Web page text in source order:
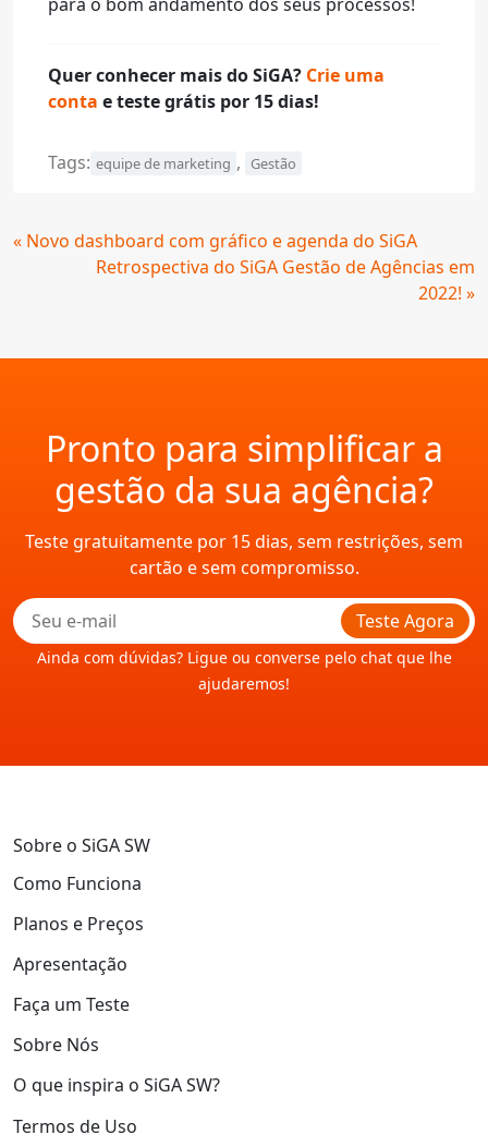
Quer conhecer mais do SiGA? Crie uma
conta e teste grátis por 15 dias!
Tags: equipe de marketing , Gestão
Continue
« Novo dashboard com gráfico e agenda do SiGA
Retrospectiva do SiGA Gestão de Agências em
2022! »
Pronto para simplificar a
gestão da sua agência?
Teste gratuitamente por 15 dias, sem restrições, sem
cartão e sem compromisso.
Teste Agora
Ainda com dúvidas? Ligue ou converse pelo chat que lhe
ajudaremos!
Sobre o SiGA SW
Como Funciona
Planos e Preços
Apresentação
Faça um Teste
Sobre Nós
O que inspira o SiGA SW?
Termos de Uso